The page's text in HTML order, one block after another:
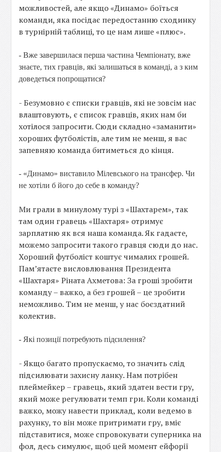
можливостей, але якщо «Динамо» боїться
команди, яка посідає передостанню сходинку
в турнірній таблиці, то це нам лише «плюс».
- Вже завершилася перша частина Чемпіонату, вже
знаєте, тих гравців, які залишаться в команді, а з ким
доведеться попрощатися?
- Безумовно є списки гравців, які не зовсім нас
влаштовують, є список гравців, яких нам би
хотілося запросити. Сюди складно «заманити»
хороших футболістів, але тим не менш, я вас
запевняю команда битиметься до кінця.
- «Динамо» виставило Мілевського на трансфер. Чи
не хотіли б його до себе в команду?
Ми грали в минулому турі з «Шахтарем», так
там один гравець «Шахтаря» отримує
зарплатню як вся наша команда. Як гадаєте,
можемо запросити такого гравця сюди до нас.
Хороший футболіст коштує чималих грошей.
Пам’ятаєте висловлювання Президента
«Шахтаря» Ріната Ахметова: За гроші зробити
команду – важко, а без грошей – це зробити
неможливо. Тим не менш, у нас боєздатний
колектив.
- Які позиції потребують підсилення?
- Якщо багато пропускаємо, то значить слід
підсилювати захисну ланку. Нам потрібен
плеймейкер – гравець, який здатен вести гру,
який може регулювати темп гри. Коли команді
важко, можу навести приклад, коли ведемо в
рахунку, то він може притримати гру, вміє
підставитися, може спровокувати суперника на
фол, десь симулює, щоб цей момент ейфорії